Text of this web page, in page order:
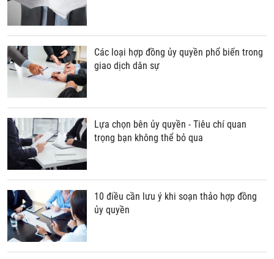
Các loại hợp đồng ủy quyền phổ biến trong
giao dịch dân sự
Lựa chọn bên ủy quyền - Tiêu chí quan
trọng bạn không thể bỏ qua
10 điều cần lưu ý khi soạn thảo hợp đồng
ủy quyền